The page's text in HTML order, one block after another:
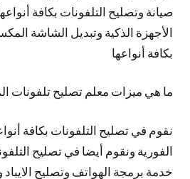
صيانة وتصليح التلفونات بكافة
الأجهزة الذكية وتبديل الشاشة
بكافة أنواعها
ما هي ميزات معلم تصليح تلفونات
نقوم في تصليح التلفونات بكافة
الفورية ونقوم أيضا في تصليح
خدمة برمجة الهواتف وتصليح الايباد